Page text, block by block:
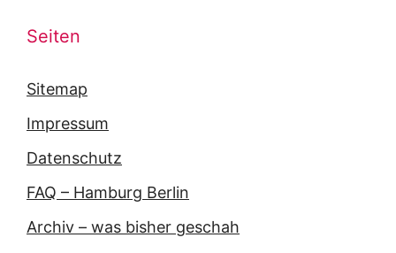
Seiten
Sitemap
Impressum
Datenschutz
FAQ – Hamburg Berlin
Archiv – was bisher geschah